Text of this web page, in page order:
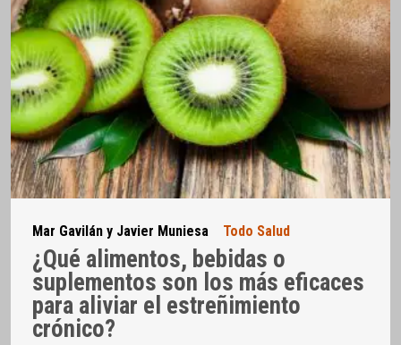
Mar Gavilán y Javier Muniesa Todo Salud
¿Qué alimentos, bebidas o
suplementos son los más eficaces
para aliviar el estreñimiento
crónico?